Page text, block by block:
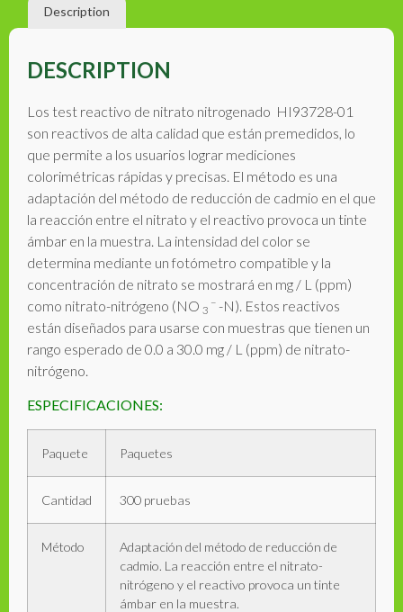
Description
DESCRIPTION
Los test reactivo de nitrato nitrogenado HI93728-01
son reactivos de alta calidad que están premedidos, lo
que permite a los usuarios lograr mediciones
colorimétricas rápidas y precisas. El método es una
adaptación del método de reducción de cadmio en el que
la reacción entre el nitrato y el reactivo provoca un tinte
ámbar en la muestra. La intensidad del color se
determina mediante un fotómetro compatible y la
concentración de nitrato se mostrará en mg / L (ppm)
como nitrato-nitrógeno (NO 3
– -N). Estos reactivos
están diseñados para usarse con muestras que tienen un
rango esperado de 0.0 a 30.0 mg / L (ppm) de nitrato-
nitrógeno.
ESPECIFICACIONES:
Paquete Paquetes
Cantidad 300 pruebas
Método
Adaptación del método de reducción de
cadmio. La reacción entre el nitrato-
nitrógeno y el reactivo provoca un tinte
ámbar en la muestra.